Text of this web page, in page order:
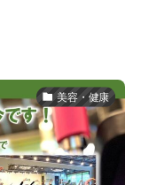
美容・健康